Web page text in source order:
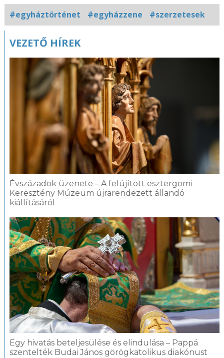
#egyháztörténet #egyházzene #szerzetesek
Kapcsolódó
VEZETŐ HÍREK
Évszázadok üzenete – A felújított esztergomi
Keresztény Múzeum újrarendezett állandó
kiállításáról
Egy hivatás beteljesülése és elindulása – Pappá
szentelték Budai János görögkatolikus diakónust